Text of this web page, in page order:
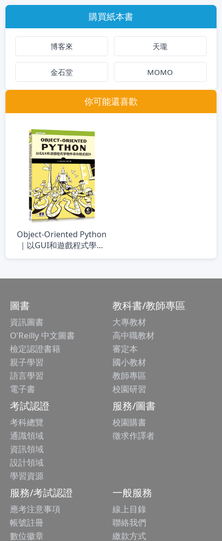
購買紙本書
博客來 天瓏
金石堂 MOMO
你可能還喜歡
Object-Oriented Python
｜以GUI和遊戲程式學物
件導向程式設計
圖書
資訊圖書
O'Reilly 中文圖書
檢定認證書籍
親子學習
語言學習
電子書
教科書/教師專區
大專教材
高中職教材
審定本
國小教材
教師專區
校園研習
考試認證
考科總覽
通識領域
資訊領域
設計領域
學習資源
服務/圖書
校園購書
徵求作譯者
服務/考試認證
應考注意事項
帳號註冊
數位徽章
一般服務
線上目錄
聯絡我們
繳款方式